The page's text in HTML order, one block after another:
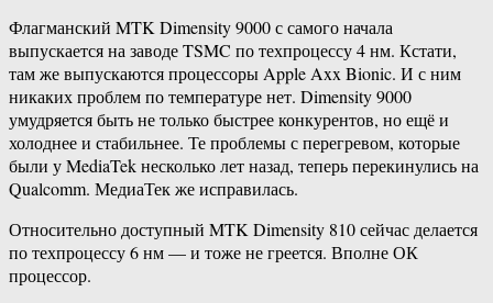
Флагманский MTK Dimensity 9000 с самого начала
выпускается на заводе TSMC по техпроцессу 4 нм. Кстати,
там же выпускаются процессоры Apple Axx Bionic. И с ним
никаких проблем по температуре нет. Dimensity 9000
умудряется быть не только быстрее конкурентов, но ещё и
холоднее и стабильнее. Те проблемы с перегревом, которые
были у MediaTek несколько лет назад, теперь перекинулись на
Qualcomm. МедиаТек же исправилась.
Относительно доступный MTK Dimensity 810 сейчас делается
по техпроцессу 6 нм — и тоже не греется. Вполне ОК
процессор.